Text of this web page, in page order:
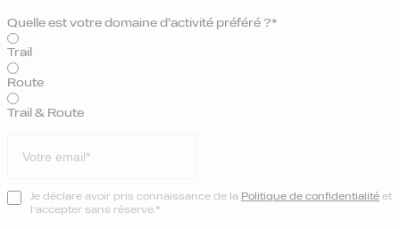
Quelle est votre domaine d’activité préféré ?*
Trail
Route
Trail & Route
Je déclare avoir pris connaissance de la Politique de confidentialité et
l’accepter sans réserve.*